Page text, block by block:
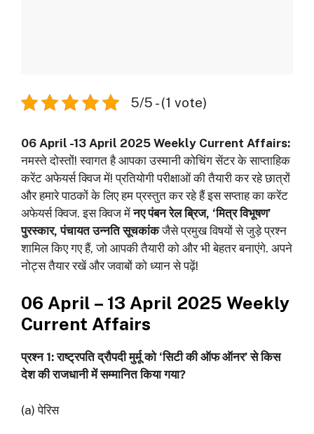
5/5 - (1 vote)
06 April -13 April 2025 Weekly Current Affairs:
नमस्ते दोस्तों! स्वागत है आपका उस्मानी कोचिंग सेंटर के साप्ताहिक
करेंट अफेयर्स क्विज में! प्रतियोगी परीक्षाओं की तैयारी कर रहे छात्रों
और हमारे पाठकों के लिए हम प्रस्तुत कर रहे हैं इस सप्ताह का करेंट
अफेयर्स क्विज. इस क्विज मेंनए पंबन रेल ब्रिज, ‘मित्र विभूषण’
पुरस्कार, पंचायत उन्नति सूचकांकजैसे प्रमुख विषयों से जुड़े प्रश्न
शामिल किए गए हैं, जो आपकी तैयारी को और भी बेहतर बनाएंगे. अपने
नोट्स तैयार रखें और जवाबों को ध्यान से पढ़ें!
06 April – 13 April 2025 Weekly
Current Affairs
प्रश्‍न 1: राष्ट्रपति द्रौपदी मुर्मू को ‘सिटी की ऑफ ऑनर’ से किस
देश की राजधानी में सम्मानित किया गया?
(a) पेरिस